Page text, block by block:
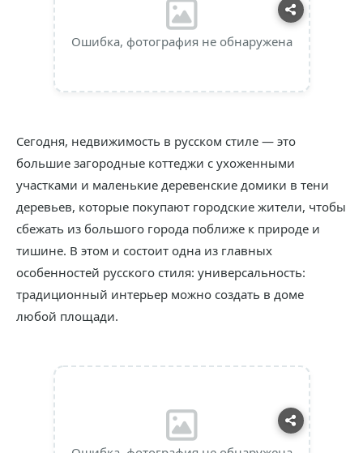
Ошибка, фотография не обнаружена
Сегодня, недвижимость в русском стиле — это
большие загородные коттеджи с ухоженными
участками и маленькие деревенские домики в тени
деревьев, которые покупают городские жители, чтобы
сбежать из большого города поближе к природе и
тишине. В этом и состоит одна из главных
особенностей русского стиля: универсальность:
традиционный интерьер можно создать в доме
любой площади.